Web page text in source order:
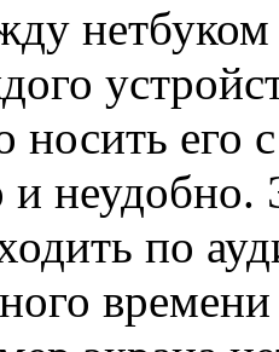
носить его
и
по
времени